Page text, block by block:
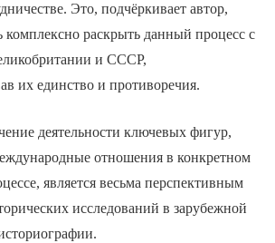
Это, подчёркивает автор,
комплексно раскрыть данный процесс с
и СССР,
их единство и противоречия.
деятельности ключевых фигур,
отношения в конкретном
является весьма перспективным
исследований в зарубежной